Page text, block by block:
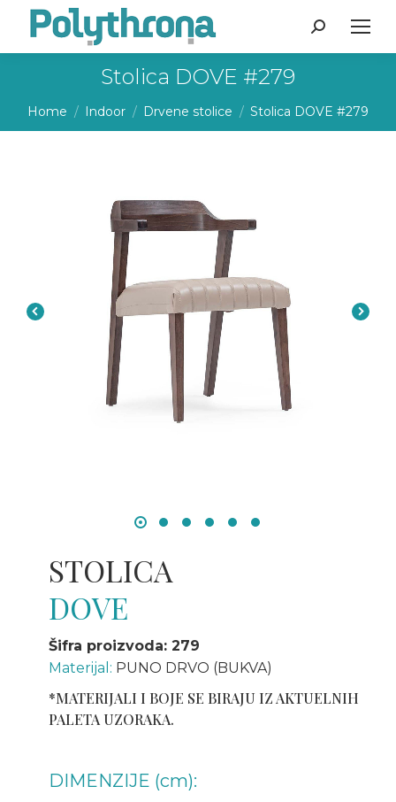
Search:
Stolica DOVE #279
You are here:
Home Indoor Drvene stolice Stolica DOVE #279
STOLICA
DOVE
Šifra proizvoda: 279
Materijal: PUNO DRVO (BUKVA)
*MATERIJALI I BOJE SE BIRAJU IZ AKTUELNIH
PALETA UZORAKA.
DIMENZIJE (cm):